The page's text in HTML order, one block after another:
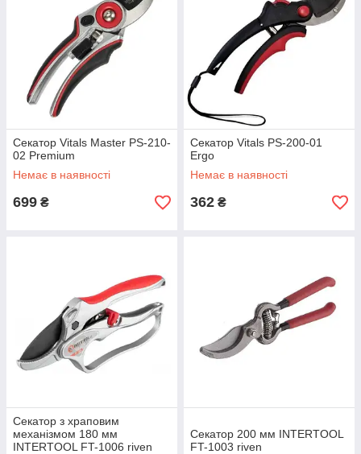
Секатор Vitals Master PS-210-
02 Premium
Немає в наявності
699 ₴
Секатор Vitals PS-200-01
Ergo
Немає в наявності
362 ₴
Секатор з храповим
механізмом 180 мм
INTERTOOL FT-1006 riven
Секатор 200 мм INTERTOOL
FT-1003 riven